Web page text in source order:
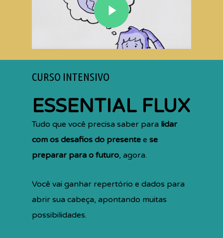
CURSO INTENSIVO
ESSENTIAL FLUX
Tudo que você precisa saber para lidar
com os desafios do presenteese
preparar para o futuro, agora.
Você vai ganhar repertório e dados para
abrir sua cabeça, apontando muitas
possibilidades.